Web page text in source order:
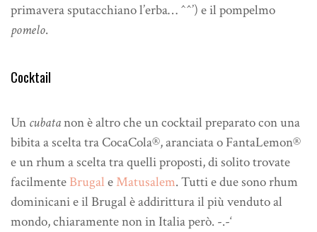
primavera sputacchiano l’erba… ^^’) e il pompelmo
pomelo.
Cocktail
Un cubatanon è altro che un cocktail preparato con una
bibita a scelta tra CocaCola®, aranciata o FantaLemon®
e un rhum a scelta tra quelli proposti, di solito trovate
facilmente Brugal eMatusalem. Tutti e due sono rhum
dominicani e il Brugal è addirittura il più venduto al
mondo, chiaramente non in Italia però. -.-‘